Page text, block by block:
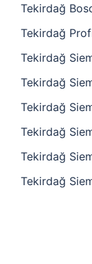
Tekirdağ
Tekirdağ
Tekirdağ
Tekirdağ
Tekirdağ
Tekirdağ
Tekirdağ
Tekirdağ